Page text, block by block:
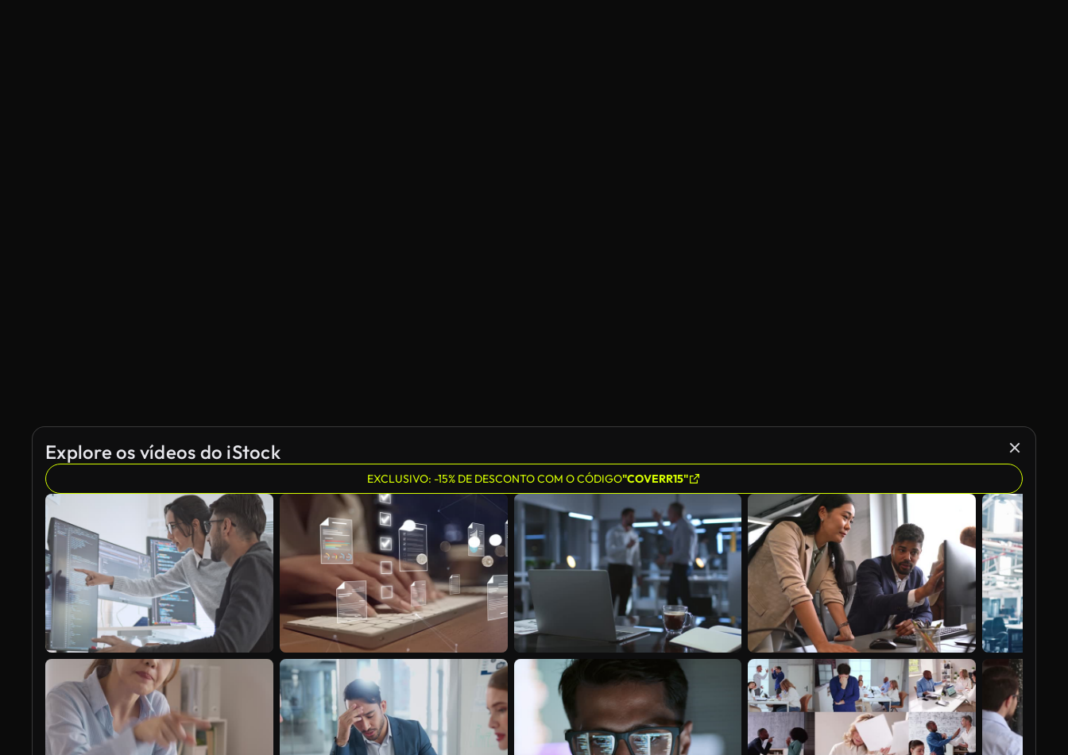
Explore os vídeos do iStock
EXCLUSIVO: -15% DE DESCONTO COM O CÓDIGO"COVERR15"